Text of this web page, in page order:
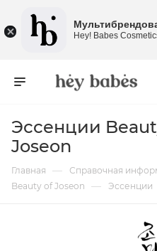
Эссенции
Joseon
Главная — Справочная
Beauty of Joseon — Эссенции
Hey! Babes